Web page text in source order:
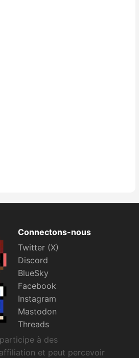
Connectons-nous
Twitter (X)
Discord
BlueSky
Facebook
Instagram
Mastodon
Threads
à des
et peut percevoir